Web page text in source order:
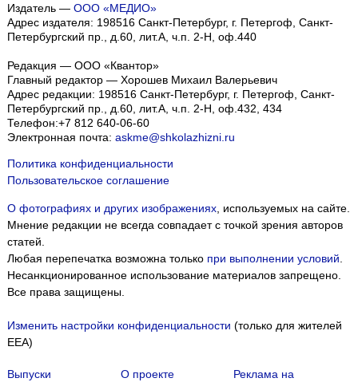
Издатель — ООО «МЕДИО»
Адрес издателя: 198516 Санкт-Петербург, г. Петергоф, Санкт-
Петербургский пр., д.60, лит.А, ч.п. 2-Н, оф.440
Редакция — ООО «Квантор»
Главный редактор — Хорошев Михаил Валерьевич
Адрес редакции: 198516 Санкт-Петербург, г. Петергоф, Санкт-
Петербургский пр., д.60, лит.А, ч.п. 2-Н, оф.432, 434
Телефон:+7 812 640-06-60
Электронная почта: askme@shkolazhizni.ru
Политика конфиденциальности
Пользовательское соглашение
О фотографиях и других изображениях, используемых на сайте.
Мнение редакции не всегда совпадает с точкой зрения авторов
статей.
Любая перепечатка возможна только при выполнении условий.
Несанкционированное использование материалов запрещено.
Все права защищены.
Изменить настройки конфиденциальности (только для жителей
EEA)
Выпуски О проекте Реклама на